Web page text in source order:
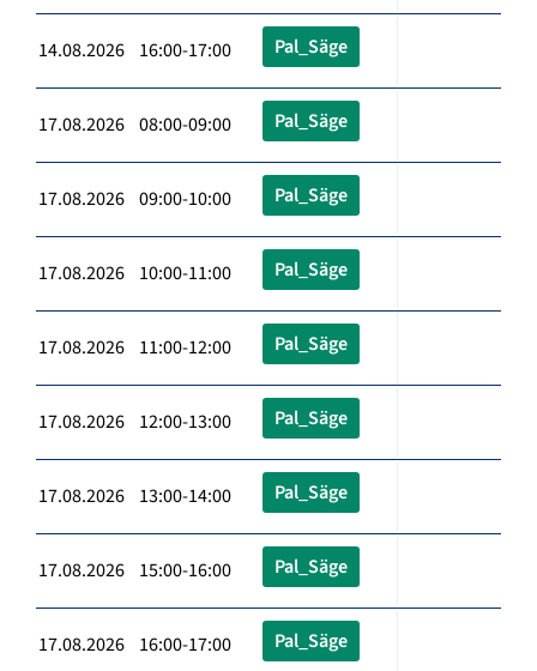
14.08.2026 16:00-17:00 Pal_Säge
17.08.2026 08:00-09:00 Pal_Säge
17.08.2026 09:00-10:00 Pal_Säge
17.08.2026 10:00-11:00 Pal_Säge
17.08.2026 11:00-12:00 Pal_Säge
17.08.2026 12:00-13:00 Pal_Säge
17.08.2026 13:00-14:00 Pal_Säge
17.08.2026 15:00-16:00 Pal_Säge
17.08.2026 16:00-17:00 Pal_Säge